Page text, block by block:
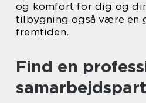
og komfort for dig og
tilbygning også være en
fremtiden.
Find en